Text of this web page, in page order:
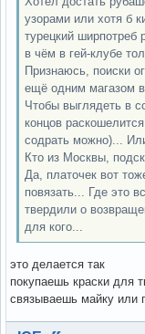
узорами или хотя б
турецкий ширпотреб
в чём в гей-клубе
Признаюсь, поиски
ещё одним магазом
Чтобы выглядеть в
концов
содрать можно)...
Кто из Москвы,
Да, платочек вот
повязать... Где это
твердили о
для кого...
это делается так
покупаешь краски для
связываешь майку или